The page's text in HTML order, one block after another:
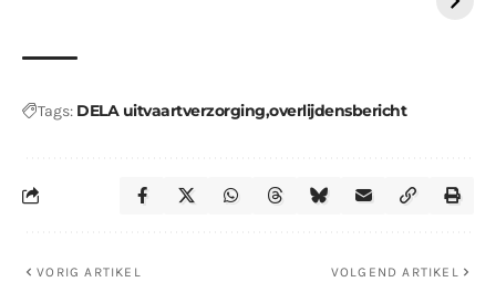
Tags: DELA uitvaartverzorging overlijdensbericht
VORIG ARTIKEL VOLGEND ARTIKEL